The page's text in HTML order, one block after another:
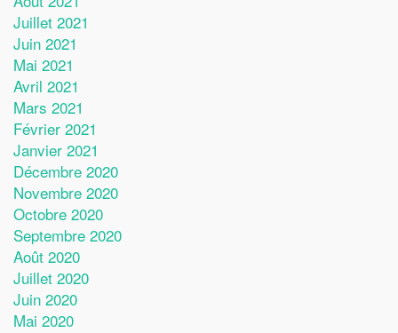
Juillet 2021
Juin 2021
Mai 2021
Avril 2021
Mars 2021
Février 2021
Janvier 2021
Décembre 2020
Novembre 2020
Octobre 2020
Septembre 2020
Août 2020
Juillet 2020
Juin 2020
Mai 2020